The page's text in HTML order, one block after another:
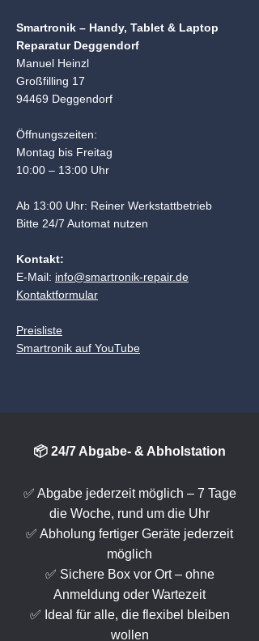
Smartronik – Handy, Tablet & Laptop
Reparatur Deggendorf
Manuel Heinzl
Großfilling 17
94469 Deggendorf
Öffnungszeiten:
Montag bis Freitag
10:00 – 13:00 Uhr
Ab 13:00 Uhr: Reiner Werkstattbetrieb
Bitte 24/7 Automat nutzen
Kontakt:
E-Mail: info@smartronik-repair.de
Kontaktformular
Preisliste
Smartronik auf YouTube
📦 24/7 Abgabe- & Abholstation
✅ Abgabe jederzeit möglich – 7 Tage
die Woche, rund um die Uhr
✅ Abholung fertiger Geräte jederzeit
möglich
✅ Sichere Box vor Ort – ohne
Anmeldung oder Wartezeit
✅ Ideal für alle, die flexibel bleiben
wollen